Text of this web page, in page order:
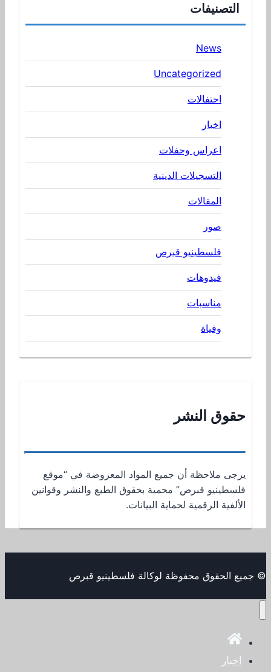
التصنيفات
News
Uncategorized
احتفالات
اخبار
اعراس وحفلات
التسجيلات الدينية
المقالات
صور
فلسطينيو قبرص
فيدوهات
مناسبات
وفياة
حقوق النشر
يرجى ملاحظة أن جميع المواد المعروضة في “موقع
فلسطينيو قبرص” محمية بحقوق الطبع والنشر وقوانين
الألفية الرقمية لحماية البيانات.
© جميع الحقوق محفوظة لوكالة فلسطينيو قبرص
اخبار